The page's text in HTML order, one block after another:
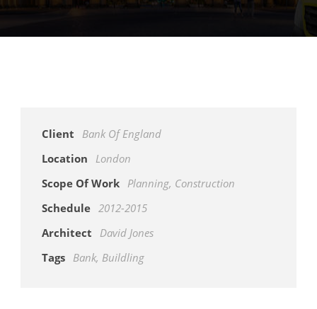
Client
Bank Of England
Location
London
Scope Of Work Planning, Construction
Schedule 2012-2015
Architect
David Jones
Tags Bank, Buildling